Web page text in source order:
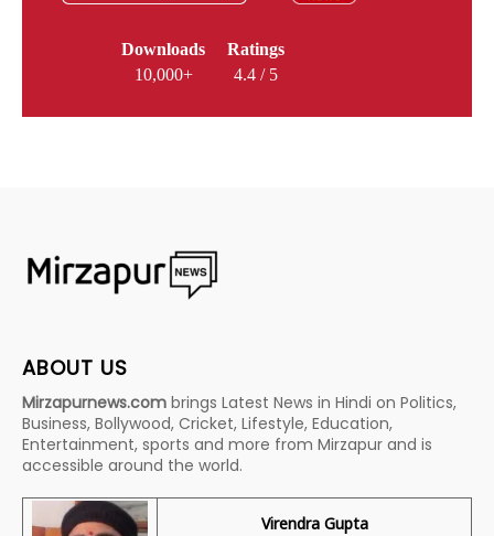
Downloads
10,000+
Ratings
4.4 / 5
ABOUT US
Mirzapurnews.com brings Latest News in Hindi on Politics,
Business, Bollywood, Cricket, Lifestyle, Education,
Entertainment, sports and more from Mirzapur and is
accessible around the world.
Virendra Gupta